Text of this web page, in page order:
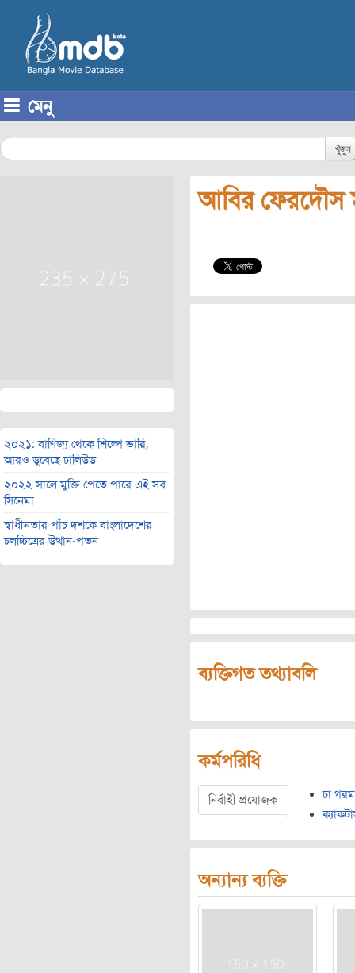
মেনু
খুঁজুন
২০২১: বাণিজ্য থেকে শিল্পে ভারি,
আরও ডুবেছে ঢালিউড
২০২২ সালে মুক্তি পেতে পারে এই সব
সিনেমা
স্বাধীনতার পাঁচ দশকে বাংলাদেশের
চলচ্চিত্রের উত্থান-পতন
আবির ফেরদৌস
ব্যক্তিগত তথ্যাবলি
কর্মপরিধি
নির্বাহী প্রযোজক
চা গরম
অন্যান্য ব্যক্তি